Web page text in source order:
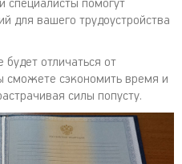
специалисты помогут
для вашего трудоустройства
отличаться от
сможете сэкономить время и
силы попусту.